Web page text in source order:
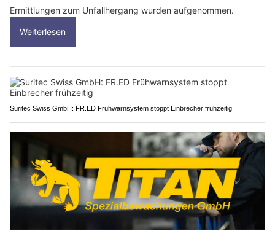
Ermittlungen zum Unfallhergang wurden aufgenommen.
Weiterlesen
Suritec Swiss GmbH: FR.ED Frühwarnsystem stoppt Einbrecher frühzeitig